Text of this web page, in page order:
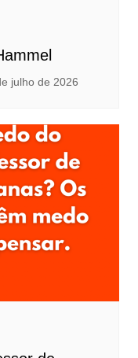
julho de 2026